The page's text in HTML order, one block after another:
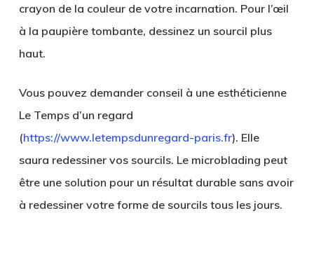
crayon de la couleur de votre incarnation. Pour l’œil
à la paupière tombante, dessinez un sourcil plus
haut.
Vous pouvez demander conseil à une esthéticienne
Le Temps d’un regard
(https://www.letempsdunregard-paris.fr). Elle
saura redessiner vos sourcils. Le microblading peut
être une solution pour un résultat durable sans avoir
à redessiner votre forme de sourcils tous les jours.